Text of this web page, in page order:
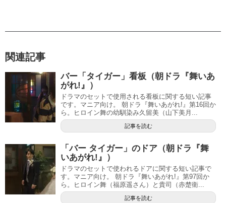
関連記事
バー「タイガー」看板（朝ドラ『舞いあ
がれ!』）
ドラマのセットで使用される看板に関する短い記事
です。マニア向け。 朝ドラ『舞いあがれ!』第16回か
ら。ヒロイン舞の幼馴染み久留美（山下美月...
記事を読む
「バー タイガー」のドア（朝ドラ『舞
いあがれ!』）
ドラマのセットで使われるドアに関する短い記事で
す。マニア向け。 朝ドラ『舞いあがれ!』第97回か
ら。ヒロイン舞（福原遥さん）と貴司（赤楚衛...
記事を読む